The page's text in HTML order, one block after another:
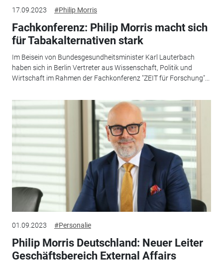
17.09.2023 #Philip Morris
Fachkonferenz: Philip Morris macht sich
für Tabakalternativen stark
Im Beisein von Bundesgesundheitsminister Karl Lauterbach
haben sich in Berlin Vertreter aus Wissenschaft, Politik und
Wirtschaft im Rahmen der Fachkonferenz "ZEIT für Forschung"...
01.09.2023 #Personalie
Philip Morris Deutschland: Neuer Leiter
Geschäftsbereich External Affairs